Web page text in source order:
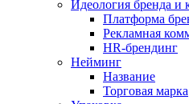
Идеология бренда и
Платформа
Рекламная
HR-брендинг
Нейминг
Название
Торговая марка